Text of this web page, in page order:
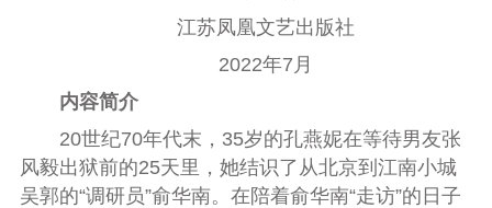
江苏凤凰文艺出版社
2022年7月
内容简介
20世纪70年代末，35岁的孔燕妮在等待男友张
风毅出狱前的25天里，她结识了从北京到江南小城
吴郭的“调研员”俞华南。在陪着俞华南“走访”的日子